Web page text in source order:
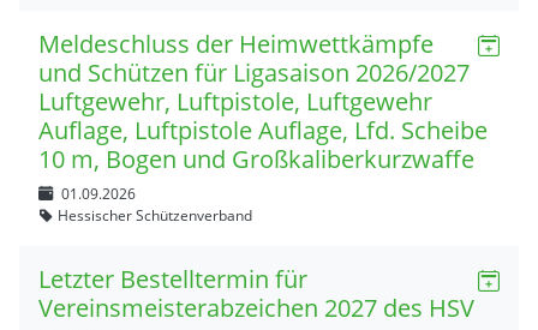
Meldeschluss der Heimwettkämpfe
und Schützen für Ligasaison 2026/2027
Luftgewehr, Luftpistole, Luftgewehr
Auflage, Luftpistole Auflage, Lfd. Scheibe
10 m, Bogen und Großkaliberkurzwaffe
01.09.2026
Hessischer Schützenverband
Letzter Bestelltermin für
Vereinsmeisterabzeichen 2027 des HSV